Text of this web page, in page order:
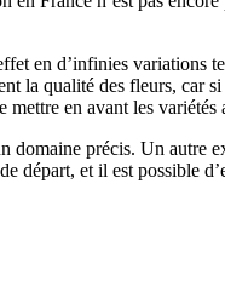
en d’infinies variations
la qualité des fleurs, car
en avant les
domaine précis. Un autre
départ, et il est possible